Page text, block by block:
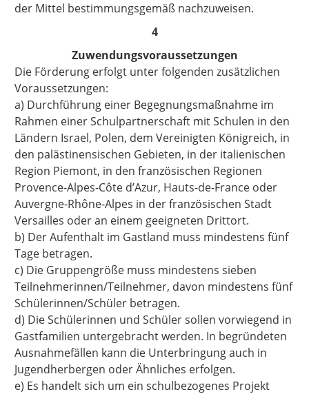
der Mittel bestimmungsgemäß nachzuweisen.
4
Zuwendungsvoraussetzungen
Die Förderung erfolgt unter folgenden zusätzlichen
Voraussetzungen:
a) Durchführung einer Begegnungsmaßnahme im
Rahmen einer Schulpartnerschaft mit Schulen in den
Ländern Israel, Polen, dem Vereinigten Königreich, in
den palästinensischen Gebieten, in der italienischen
Region Piemont, in den französischen Regionen
Provence-Alpes-Côte d’Azur, Hauts-de-France oder
Auvergne-Rhône-Alpes in der französischen Stadt
Versailles oder an einem geeigneten Drittort.
b) Der Aufenthalt im Gastland muss mindestens fünf
Tage betragen.
c) Die Gruppengröße muss mindestens sieben
Teilnehmerinnen/Teilnehmer, davon mindestens fünf
Schülerinnen/Schüler betragen.
d) Die Schülerinnen und Schüler sollen vorwiegend in
Gastfamilien untergebracht werden. In begründeten
Ausnahmefällen kann die Unterbringung auch in
Jugendherbergen oder Ähnliches erfolgen.
e) Es handelt sich um ein schulbezogenes Projekt